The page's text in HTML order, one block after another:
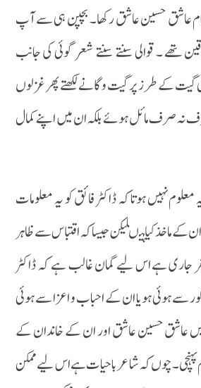
عاشق حسین عاشق رکھا۔ بچپن ہی سے آپ
تھے ۔ قوالی سنتے سنتے شعر گوئی کی جانب
گیت کے طرز پر گیت و گانے لکھتے پھر غزلوں
نہ صرف مائل ہوئے بلکہ ان میں اپنے کمال
نہیں ہوتا کہ ڈاکٹر فائق کو یہ معلومات
ماخذ کیا ہیںلیکن جیسا کہ اقتباس سے ظاہر
جاری ہے اس لیے گمان غالب ہے کہ ڈاکٹر
سے ہوئی ہو یا ان کے احباب و اعزا سے ہوئی
عاشق حسین عاشق اور ان کے خاندان کے
پہنچی۔چوں کہ شاعر با حیات ہے اس لیے ممکن